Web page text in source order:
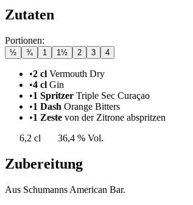
Zutaten
Portionen:
½ ¾ 1 1½ 2 3 4
•2 cl Vermouth Dry
•4 cl Gin
•1 Spritzer Triple Sec Curaçao
•1 Dash Orange Bitters
•1 Zeste von der Zitrone abspritzen
6,2 cl
36,4 % Vol.
Zubereitung
Aus Schumanns American Bar.